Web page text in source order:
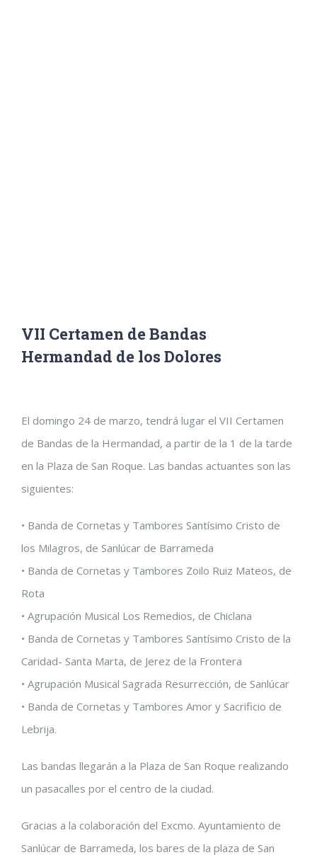
VII Certamen de Bandas
Hermandad de los Dolores
imagen
más
grande
El domingo 24 de marzo, tendrá lugar el VII Certamen
de Bandas de la Hermandad, a partir de la 1 de la tarde
en la Plaza de San Roque. Las bandas actuantes son las
siguientes:
• Banda de Cornetas y Tambores Santísimo Cristo de
los Milagros, de Sanlúcar de Barrameda
• Banda de Cornetas y Tambores Zoilo Ruiz Mateos, de
Rota
• Agrupación Musical Los Remedios, de Chiclana
• Banda de Cornetas y Tambores Santísimo Cristo de la
Caridad- Santa Marta, de Jerez de la Frontera
• Agrupación Musical Sagrada Resurrección, de Sanlúcar
• Banda de Cornetas y Tambores Amor y Sacrificio de
Lebrija.
Las bandas llegarán a la Plaza de San Roque realizando
un pasacalles por el centro de la ciudad.
Gracias a la colaboración del Excmo. Ayuntamiento de
Sanlúcar de Barrameda, los bares de la plaza de San